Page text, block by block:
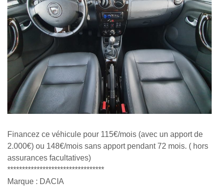
Financez ce véhicule pour 115€/mois (avec un apport de
2.000€) ou 148€/mois sans apport pendant 72 mois. ( hors
assurances facultatives)
*********************************
Marque : DACIA